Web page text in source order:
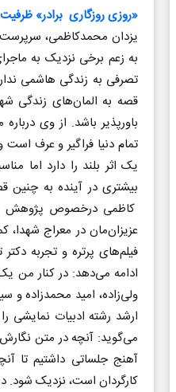
«روزی روزگاری برادر» ظرفیت
یزدان محمدکاظمی،
به زعم برخی نزدیک به
تصرفی به زندگی هاشمی
قصه به المان‌های زندگی
باورپذیر باشد. از وی
تمام دنیا فراگیر و عرف
یک اثر بلند را دارد اما
بیشتری در آینده به چنین
کاظمی درخصوص پژوهش
عزیزان‌مان در معراج
فیلم‌های پرتره و تجربه
ادامه می‌دهد: در کنار من
ولی‌زاده، امید محمدزاده و
ارشد رشته ادبیات نمایشی
می‌گوید: آنچه در متن نگارش
آهنج جلساتی داشتیم تا
کارگردان است، نزدیک شود.